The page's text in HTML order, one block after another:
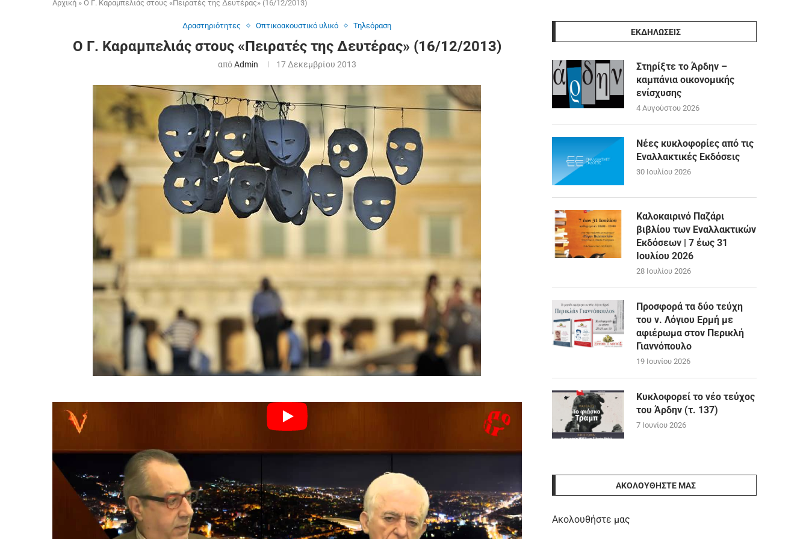
Αρχική » Ο Γ. Καραμπελιάς στους «Πειρατές της Δευτέρας» (16/12/2013)
Δραστηριότητες Οπτικοακουστικό υλικό Τηλεόραση
Ο Γ. Καραμπελιάς στους «Πειρατές της Δευτέρας» (16/12/2013)
απόAdmin 17 Δεκεμβρίου 2013
ΕΚΔΗΛΩΣΕΙΣ
Στηρίξτε το Άρδην –
καμπάνια οικονομικής
ενίσχυσης
4 Αυγούστου 2026
Νέες κυκλοφορίες από τις
Εναλλακτικές Εκδόσεις
30 Ιουλίου 2026
Καλοκαιρινό Παζάρι
βιβλίου των Εναλλακτικών
Εκδόσεων | 7 έως 31
Ιουλίου 2026
28 Ιουλίου 2026
Προσφορά τα δύο τεύχη
του ν. Λόγιου Ερμή με
αφιέρωμα στον Περικλή
Γιαννόπουλο
19 Ιουνίου 2026
Κυκλοφορεί το νέο τεύχος
του Άρδην (τ. 137)
7 Ιουνίου 2026
ΑΚΟΛΟΥΘΉΣΤΕ ΜΑΣ
Ακολουθήστε μας